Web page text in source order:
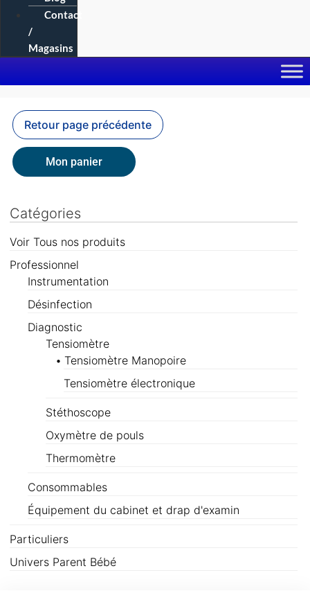
Contact
/
Magasins
Mon panier
Catégories
Voir Tous nos produits
Professionnel
Instrumentation
Désinfection
Diagnostic
Tensiomètre
Tensiomètre Manopoire
Tensiomètre électronique
Stéthoscope
Oxymètre de pouls
Thermomètre
Consommables
Équipement du cabinet et drap d'examin
Particuliers
Univers Parent Bébé